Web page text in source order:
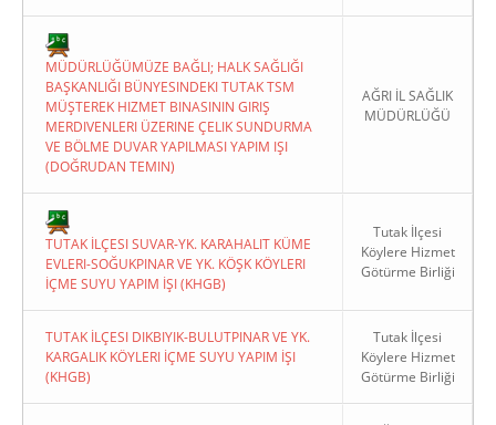
MÜDÜRLÜĞÜMÜZE BAĞLI; HALK SAĞLIĞI
BAŞKANLIĞI BÜNYESINDEKI TUTAK TSM
MÜŞTEREK HIZMET BINASININ GIRIŞ
MERDIVENLERI ÜZERINE ÇELIK SUNDURMA
VE BÖLME DUVAR YAPILMASI YAPIM IŞI
(DOĞRUDAN TEMIN)
AĞRI İL SAĞLIK
MÜDÜRLÜĞÜ
TUTAK İLÇESI SUVAR-YK. KARAHALIT KÜME
EVLERI-SOĞUKPINAR VE YK. KÖŞK KÖYLERI
İÇME SUYU YAPIM İŞI (KHGB)
Tutak İlçesi
Köylere Hizmet
Götürme Birliği
TUTAK İLÇESI DIKBIYIK-BULUTPINAR VE YK.
KARGALIK KÖYLERI İÇME SUYU YAPIM İŞI
(KHGB)
Tutak İlçesi
Köylere Hizmet
Götürme Birliği